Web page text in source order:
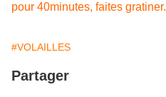
pour 40minutes, faites gratiner.
#VOLAILLES
Partager